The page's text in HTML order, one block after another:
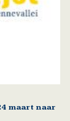
maart naar